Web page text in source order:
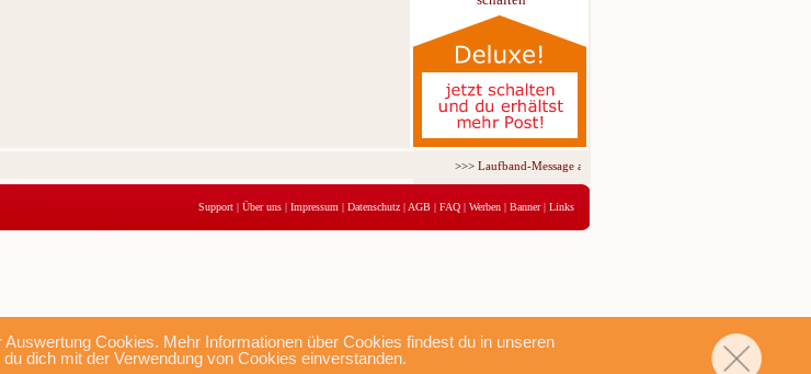
Cookies. Mehr Informationen über Cookies findest du in unseren
dich mit der Verwendung von Cookies einverstanden.
>>>Laufband-Message ab nur 5,95 € für 3 Tage!
Support | Über uns | Impressum | Datenschutz | AGB | FAQ | Werben | Banner| Links